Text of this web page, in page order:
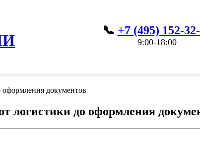
+7 (495) 152-
9:00-18:00
документов
логистики до оформления